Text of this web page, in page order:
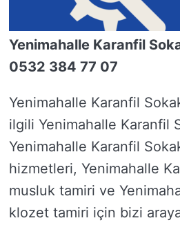
Yenimahalle Karanfil
0532 384 77 07
Yenimahalle Karanfil
ilgili Yenimahalle Karanfil
Yenimahalle Karanfil
hizmetleri, Yenimahalle
musluk tamiri ve
klozet tamiri için bizi